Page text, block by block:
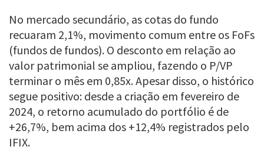
No mercado secundário, as cotas do fundo
recuaram 2,1%, movimento comum entre os FoFs
(fundos de fundos). O desconto em relação ao
valor patrimonial se ampliou, fazendo o P/VP
terminar o mês em 0,85x. Apesar disso, o histórico
segue positivo: desde a criação em fevereiro de
2024, o retorno acumulado do portfólio é de
+26,7%, bem acima dos +12,4% registrados pelo
IFIX.